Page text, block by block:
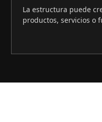
La estructura puede
productos, servicios o